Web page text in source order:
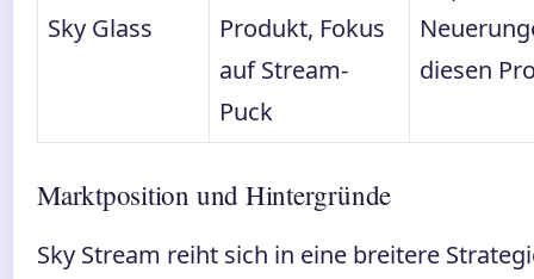
Sky Glass
Produkt, Fokus
auf Stream-
Puck
diesen
Marktposition und Hintergründe
Sky Stream reiht sich in eine breitere